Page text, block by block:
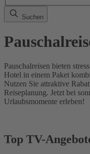
Suchen
Pauschalreisen bieten
Hotel in einem Paket
Nutzen Sie attraktive
Reiseplanung. Jetzt bei
Urlaubsmomente erleben!
Top TV-